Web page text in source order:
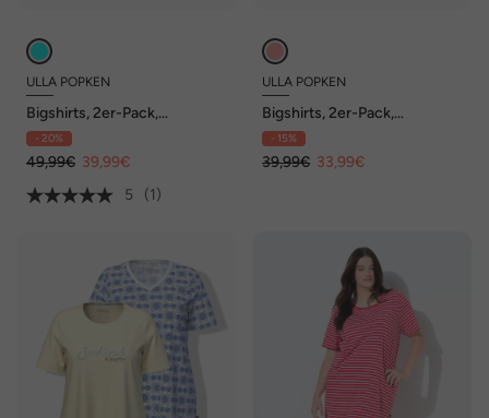
ULLA POPKEN
Bigshirts, 2er-Pack,
Rundhals/Herzausschnitt,
Langarm
- 20%
49,99€ 39,99€
5
(1)
ULLA POPKEN
Bigshirts, 2er-Pack,
Streifen/Hase, Rundhals,
Halbarm
- 15%
39,99€ 33,99€